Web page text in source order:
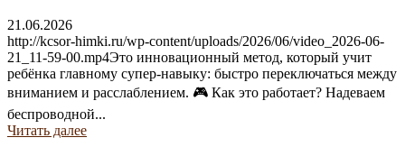
21.06.2026
http://kcsor-himki.ru/wp-content/uploads/2026/06/video_2026-06-
21_11-59-00.mp4Это инновационный метод, который учит
ребёнка главному супер-навыку: быстро переключаться между
вниманием и расслаблением. 🎮 Как это работает? Надеваем
беспроводной...
Читать далее